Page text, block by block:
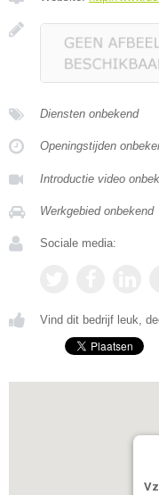
Diensten onbekend
Openingstijden
Introductie video
Werkgebied onbekend
Sociale media:
Vind dit bedrijf leuk,